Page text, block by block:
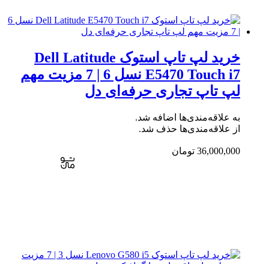
خرید لپ تاپ استوک Dell Latitude
E5470 Touch i7 نسل 6 | 7 مزیت مهم
لپ تاپ تجاری حرفه‌ای دل
به علاقه‌مندی‌ها اضافه شد.
از علاقه‌مندی‌ها حذف شد.
36,000,000 تومان